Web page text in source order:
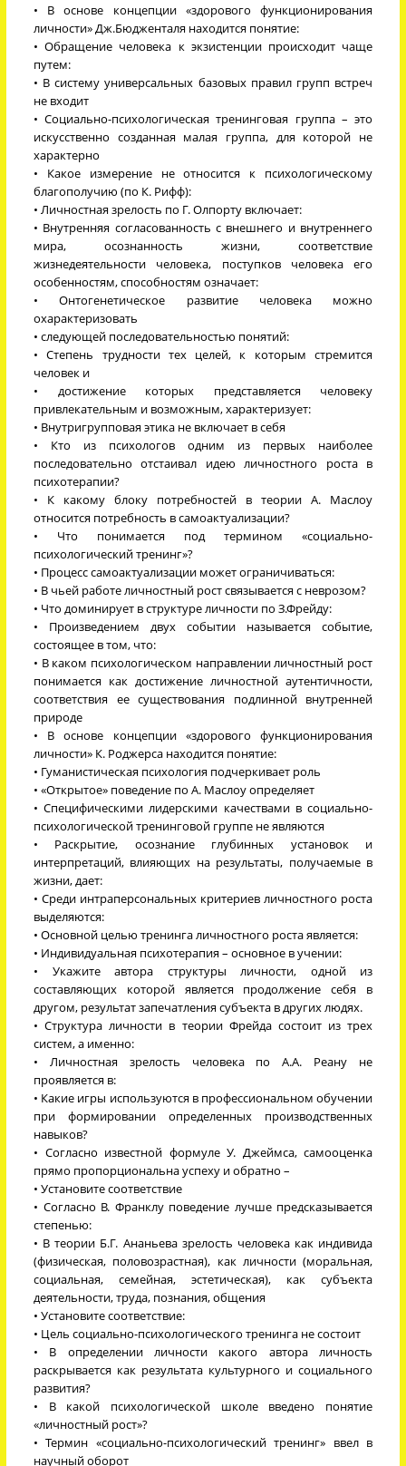
• В основе концепции «здорового функционирования
личности» Дж.Бюдженталя находится понятие:
• Обращение человека к экзистенции происходит чаще
путем:
• В систему универсальных базовых правил групп встреч
не входит
• Социально-психологическая тренинговая группа – это
искусственно созданная малая группа, для которой не
характерно
• Какое измерение не относится к психологическому
благополучию (по К. Рифф):
• Личностная зрелость по Г. Олпорту включает:
• Внутренняя согласованность с внешнего и внутреннего
мира, осознанность жизни, соответствие
жизнедеятельности человека, поступков человека его
особенностям, способностям означает:
• Онтогенетическое развитие человека можно
охарактеризовать
• следующей последовательностью понятий:
• Степень трудности тех целей, к которым стремится
человек и
• достижение которых представляется человеку
привлекательным и возможным, характеризует:
• Внутригрупповая этика не включает в себя
• Кто из психологов одним из первых наиболее
последовательно отстаивал идею личностного роста в
психотерапии?
• К какому блоку потребностей в теории А. Маслоу
относится потребность в самоактуализации?
• Что понимается под термином «социально-
психологический тренинг»?
• Процесс самоактуализации может ограничиваться:
• В чьей работе личностный рост связывается с неврозом?
• Что доминирует в структуре личности по З.Фрейду:
• Произведением двух событии называется событие,
состоящее в том, что:
• В каком психологическом направлении личностный рост
понимается как достижение личностной аутентичности,
соответствия ее существования подлинной внутренней
природе
• В основе концепции «здорового функционирования
личности» К. Роджерса находится понятие:
• Гуманистическая психология подчеркивает роль
• «Открытое» поведение по А. Маслоу определяет
• Специфическими лидерскими качествами в социально-
психологической тренинговой группе не являются
• Раскрытие, осознание глубинных установок и
интерпретаций, влияющих на результаты, получаемые в
жизни, дает:
• Среди интраперсональных критериев личностного роста
выделяются:
• Основной целью тренинга личностного роста является:
• Индивидуальная психотерапия – основное в учении:
• Укажите автора структуры личности, одной из
составляющих которой является продолжение себя в
другом, результат запечатления субъекта в других людях.
• Структура личности в теории Фрейда состоит из трех
систем, а именно:
• Личностная зрелость человека по А.А. Реану не
проявляется в:
• Какие игры используются в профессиональном обучении
при формировании определенных производственных
навыков?
• Согласно известной формуле У. Джеймса, самооценка
прямо пропорциональна успеху и обратно –
• Установите соответствие
• Согласно В. Франклу поведение лучше предсказывается
степенью:
• В теории Б.Г. Ананьева зрелость человека как индивида
(физическая, половозрастная), как личности (моральная,
социальная, семейная, эстетическая), как субъекта
деятельности, труда, познания, общения
• Установите соответствие:
• Цель социально-психологического тренинга не состоит
• В определении личности какого автора личность
раскрывается как результата культурного и социального
развития?
• В какой психологической школе введено понятие
«личностный рост»?
• Термин «социально-психологический тренинг» ввел в
научный оборот